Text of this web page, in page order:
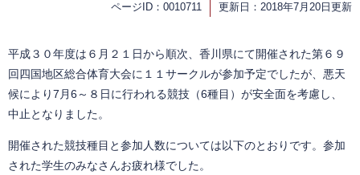
ページID：0010711 更新日：2018年7月20日更新
平成３０年度は６月２１日から順次、香川県にて開催された第６９
回四国地区総合体育大会に１１サークルが参加予定でしたが、悪天
候により7月6～８日に行われる競技（6種目）が安全面を考慮し、
中止となりました。
開催された競技種目と参加人数については以下のとおりです。参加
された学生のみなさんお疲れ様でした。